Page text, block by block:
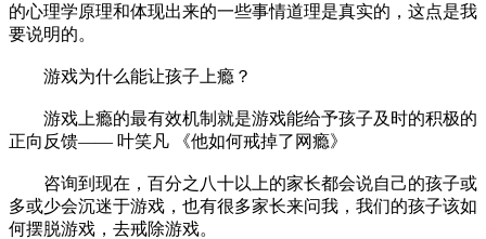
的心理学原理和体现出来的一些事情道理是真实的，这点是我
要说明的。
游戏为什么能让孩子上瘾？
游戏上瘾的最有效机制就是游戏能给予孩子及时的积极的
正向反馈—— 叶笑凡 《他如何戒掉了网瘾》
咨询到现在，百分之八十以上的家长都会说自己的孩子或
多或少会沉迷于游戏，也有很多家长来问我，我们的孩子该如
何摆脱游戏，去戒除游戏。